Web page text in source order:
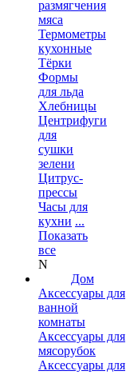
размягчения
мяса
Термометры
кухонные
Тёрки
Формы
для льда
Хлебницы
Центрифуги
для
сушки
зелени
Цитрус-
прессы
Часы для
кухни ...
Показать
все
N
Дом
Аксессуары для
ванной
комнаты
Аксессуары для
мясорубок
Аксессуары для